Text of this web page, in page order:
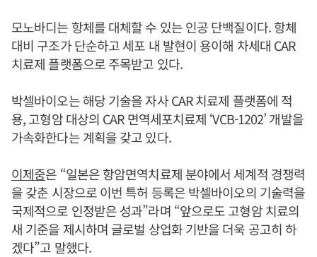
모노바디는 항체를 대체할 수 있는 인공 단백질이다. 항체
대비 구조가 단순하고 세포 내 발현이 용이해 차세대 CAR
치료제 플랫폼으로 주목받고 있다.
박셀바이오는 해당 기술을 자사 CAR 치료제 플랫폼에 적
용, 고형암 대상의 CAR 면역세포치료제 ‘VCB-1202’ 개발을
가속화한다는 계획을 갖고 있다.
이제중은 “일본은 항암면역치료제 분야에서 세계적 경쟁력
을 갖춘 시장으로 이번 특허 등록은 박셀바이오의 기술력을
국제적으로 인정받은 성과”라며 “앞으로도 고형암 치료의
새 기준을 제시하며 글로벌 상업화 기반을 더욱 공고히 하
겠다”고 말했다.